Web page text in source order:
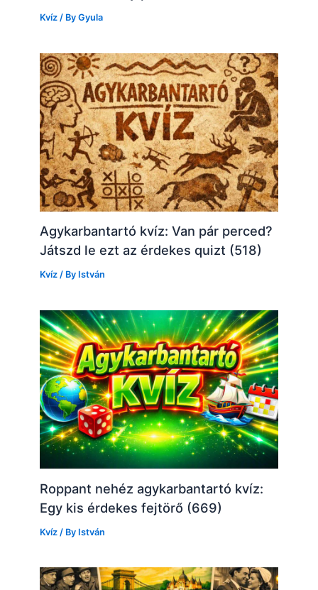
Kvíz / ByGyula
Agykarbantartó kvíz: Van pár perced?
Játszd le ezt az érdekes quizt (518)
Kvíz / By István
Roppant nehéz agykarbantartó kvíz:
Egy kis érdekes fejtörő (669)
Kvíz / By István